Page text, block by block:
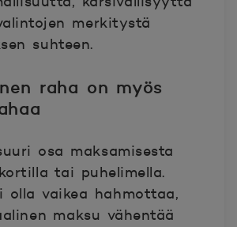
merkitystä
suhteen.
raha on myös
osa maksamisesta
tai puhelimella.
olla vaikea hahmottaa,
maksu vähentää